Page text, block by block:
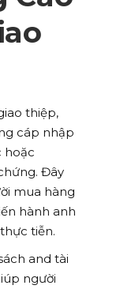
thiệp,
cáp nhập
hoặc
Đây
mua hàng
hành anh
tiễn.
and tài
người